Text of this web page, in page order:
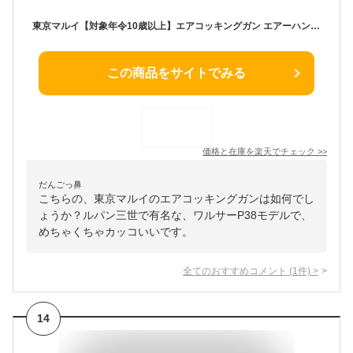
東京マルイ【対象年令10歳以上】エアコッキングガン エアーハンドガン ワルサー P38（ホップアップ） H-4952839134325【エアガン】
この商品をサイトでみる
価格と在庫を楽天でチェック >>
だんごっ鼻
こちらの、東京マルイのエアコッキングガンは如何でし
ょうか？ルパン三世で有名な、ワルサーP38モデルで、
めちゃくちゃカッコいいです。
全てのおすすめコメント (1 件) >
14